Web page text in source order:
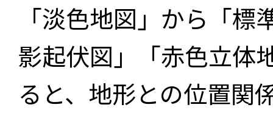
「淡色地図」から「
影起伏図」「赤色立体
ると、地形との位置関